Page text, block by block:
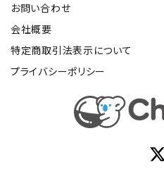
お問い合わせ
会社概要
特定商取引法表示について
プライバシーポリシー